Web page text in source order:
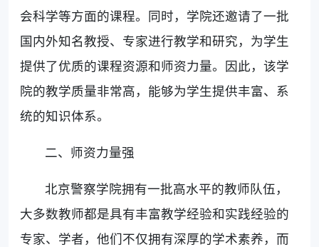
会科学等方面的课程。同时，学院还邀请了一批
国内外知名教授、专家进行教学和研究，为学生
提供了优质的课程资源和师资力量。因此，该学
院的教学质量非常高，能够为学生提供丰富、系
统的知识体系。
二、师资力量强
北京警察学院拥有一批高水平的教师队伍，
大多数教师都是具有丰富教学经验和实践经验的
专家、学者，他们不仅拥有深厚的学术素养，而